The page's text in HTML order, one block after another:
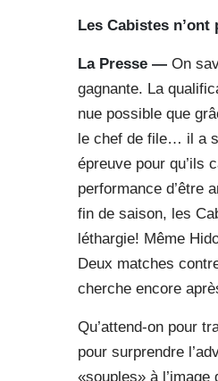
Les Cabistes
La Presse — On
gagnante. La
nue possible que
le chef de file… il a
épreuve pour qu’ils
performance d’être
fin de saison, les
léthargie! Même
Deux matches
cherche encore
Qu’attend-on pour
pour surprendre
«souples» à l’image